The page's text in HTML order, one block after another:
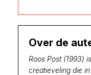
Over de
Roos Post (1993)
creatieveling die